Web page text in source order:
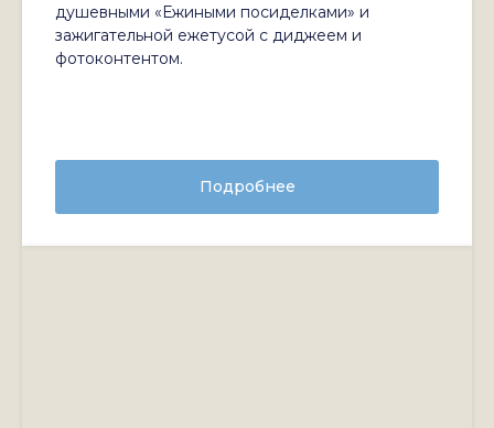
душевными «Ежиными посиделками» и
зажигательной ежетусой с диджеем и
фотоконтентом.
Подробнее